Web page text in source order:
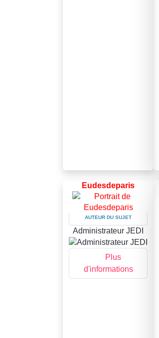
Eudesdeparis
AUTEUR DU SUJET
Administrateur JEDI
Plus
d'informations